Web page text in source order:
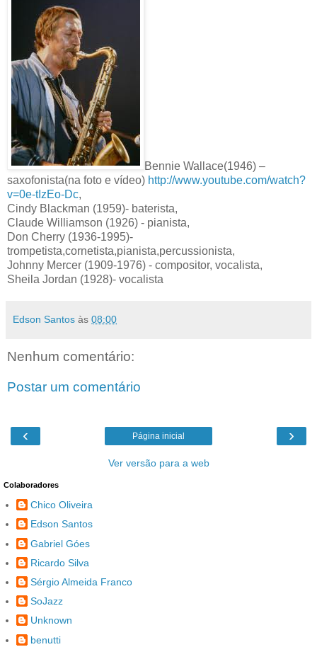
Bennie Wallace(1946) –
saxofonista(na foto e vídeo) http://www.youtube.com/watch?
v=0e-tIzEo-Dc,
Cindy Blackman (1959)- baterista,
Claude Williamson (1926) - pianista,
Don Cherry (1936-1995)-
trompetista,cornetista,pianista,percussionista,
Johnny Mercer (1909-1976) - compositor, vocalista,
Sheila Jordan (1928)- vocalista
Edson Santos às 08:00
Nenhum comentário:
Postar um comentário
‹ ›
Página inicial
Ver versão para a web
Colaboradores
Chico Oliveira
Edson Santos
Gabriel Góes
Ricardo Silva
Sérgio Almeida Franco
SoJazz
Unknown
benutti